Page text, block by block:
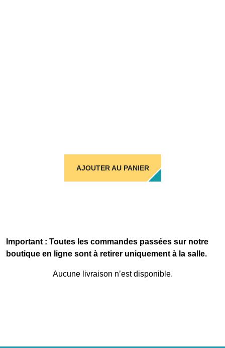
AJOUTER AU PANIER
Important : Toutes les commandes passées sur notre
boutique en ligne sont à retirer uniquement à la salle.
Aucune livraison n’est disponible.